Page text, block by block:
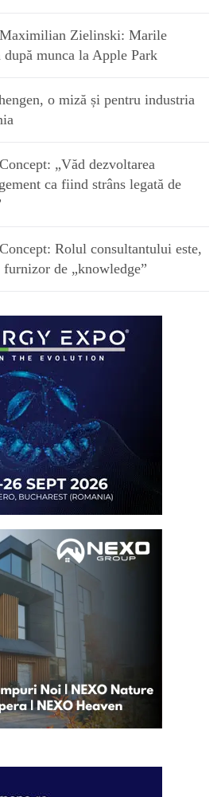
Zielinski: Marile
munca la Apple Park
o miză și pentru industria
„Văd dezvoltarea
ca fiind strâns legată de
Rolul consultantului este,
de „knowledge”